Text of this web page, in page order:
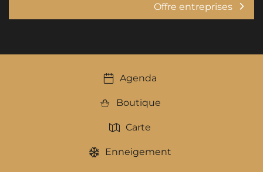
Offre entreprises
Agenda
Boutique
Carte
Enneigement